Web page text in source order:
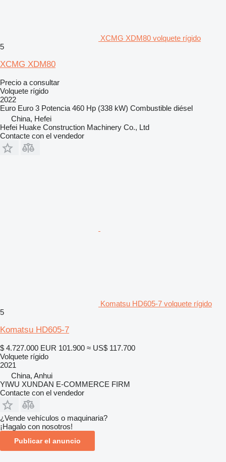
XCMG XDM80 volquete rígido
5
XCMG XDM80
Precio a consultar
Volquete rígido
2022
Euro Euro 3 Potencia 460 Hp (338 kW) Combustible diésel
China, Hefei
Hefei Huake Construction Machinery Co., Ltd
Contacte con el vendedor
Komatsu HD605-7 volquete rígido
5
Komatsu HD605-7
$ 4.727.000 EUR 101.900 ≈ US$ 117.700
Volquete rígido
2021
China, Anhui
YIWU XUNDAN E-COMMERCE FIRM
Contacte con el vendedor
¿Vende vehículos o maquinaria?
¡Hagalo con nosotros!
Publicar el anuncio